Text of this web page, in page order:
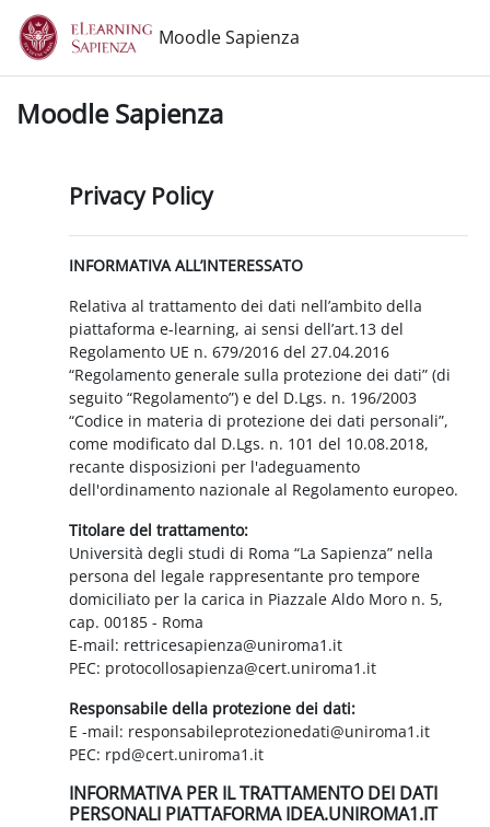
Vai al contenuto principale
Moodle Sapienza
Moodle Sapienza
Privacy Policy
INFORMATIVA ALL’INTERESSATO
Relativa al trattamento dei dati nell’ambito della
piattaforma e-learning, ai sensi dell’art.13 del
Regolamento UE n. 679/2016 del 27.04.2016
“Regolamento generale sulla protezione dei dati” (di
seguito “Regolamento”) e del D.Lgs. n. 196/2003
“Codice in materia di protezione dei dati personali”,
come modificato dal D.Lgs. n. 101 del 10.08.2018,
recante disposizioni per l'adeguamento
dell'ordinamento nazionale al Regolamento europeo.
Titolare del trattamento:
Università degli studi di Roma “La Sapienza” nella
persona del legale rappresentante pro tempore
domiciliato per la carica in Piazzale Aldo Moro n. 5,
cap. 00185 - Roma
E-mail: rettricesapienza@uniroma1.it
PEC: protocollosapienza@cert.uniroma1.it
Responsabile della protezione dei dati:
E -mail: responsabileprotezionedati@uniroma1.it
PEC: rpd@cert.uniroma1.it
INFORMATIVA PER IL TRATTAMENTO DEI DATI
PERSONALI PIATTAFORMA IDEA.UNIROMA1.IT